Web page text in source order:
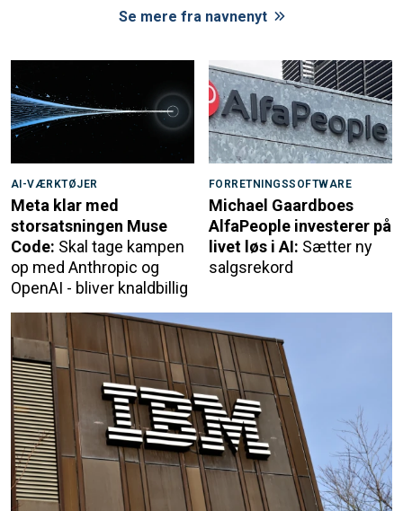
Se mere fra navnenyt
AI-VÆRKTØJER
Meta klar med
storsatsningen Muse
Code: Skal tage kampen
op med Anthropic og
OpenAI - bliver knaldbillig
FORRETNINGSSOFTWARE
Michael Gaardboes
AlfaPeople investerer på
livet løs i AI: Sætter ny
salgsrekord